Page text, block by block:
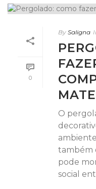
0
By Saligna
O
também
pode
social